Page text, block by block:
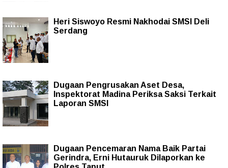
Heri Siswoyo Resmi Nakhodai SMSI Deli
Serdang
Dugaan Pengrusakan Aset Desa,
Inspektorat Madina Periksa Saksi Terkait
Laporan SMSI
Dugaan Pencemaran Nama Baik Partai
Gerindra, Erni Hutauruk Dilaporkan ke